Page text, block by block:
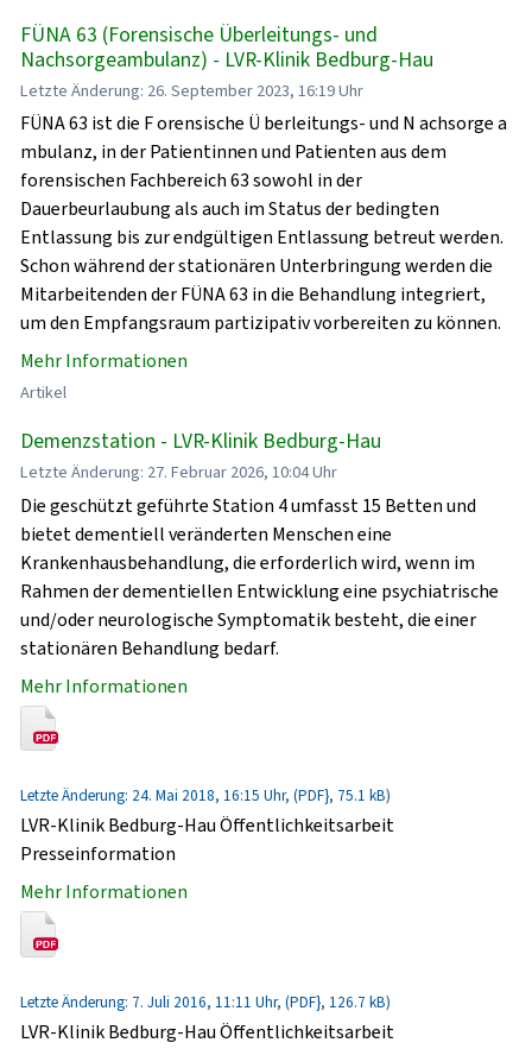
FÜNA 63 (Forensische Überleitungs- und
Nachsorgeambulanz) - LVR-Klinik Bedburg-Hau
Letzte Änderung: 26. September 2023, 16:19 Uhr
FÜNA 63 ist die F orensische Ü berleitungs- und N achsorge a
mbulanz, in der Patientinnen und Patienten aus dem
forensischen Fachbereich 63 sowohl in der
Dauerbeurlaubung als auch im Status der bedingten
Entlassung bis zur endgültigen Entlassung betreut werden.
Schon während der stationären Unterbringung werden die
Mitarbeitenden der FÜNA 63 in die Behandlung integriert,
um den Empfangsraum partizipativ vorbereiten zu können.
Mehr Informationen
Artikel
Demenzstation - LVR-Klinik Bedburg-Hau
Letzte Änderung: 27. Februar 2026, 10:04 Uhr
Die geschützt geführte Station 4 umfasst 15 Betten und
bietet dementiell veränderten Menschen eine
Krankenhausbehandlung, die erforderlich wird, wenn im
Rahmen der dementiellen Entwicklung eine psychiatrische
und/oder neurologische Symptomatik besteht, die einer
stationären Behandlung bedarf.
Mehr Informationen
Letzte Änderung: 24. Mai 2018, 16:15 Uhr, (PDF}, 75.1 kB)
LVR-Klinik Bedburg-Hau Öffentlichkeitsarbeit
Presseinformation
Mehr Informationen
Letzte Änderung: 7. Juli 2016, 11:11 Uhr, (PDF}, 126.7 kB)
LVR-Klinik Bedburg-Hau Öffentlichkeitsarbeit